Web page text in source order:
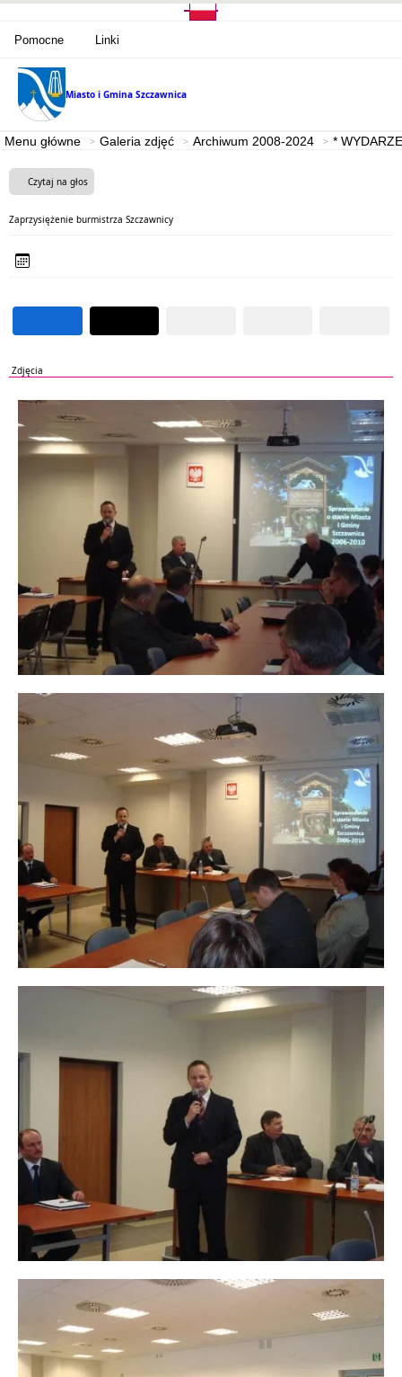
Pomocne Linki
Miasto i Gmina Szczawnica
Menu główne Galeria zdjęć Archiwum 2008-2024 *
Czytaj na głos
Zaprzysiężenie burmistrza Szczawnicy
Zdjęcia